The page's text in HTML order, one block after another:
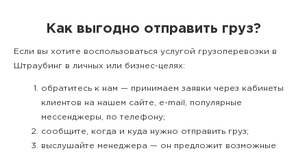
Как выгодно отправить груз?
Если вы хотите воспользоваться услугой грузоперевозки в
Штраубинг в личных или бизнес-целях:
обратитесь к нам — принимаем заявки через кабинеты
клиентов на нашем сайте, e-mail, популярные
мессенджеры, по телефону;
сообщите, когда и куда нужно отправить груз;
выслушайте менеджера — он предложит возможные